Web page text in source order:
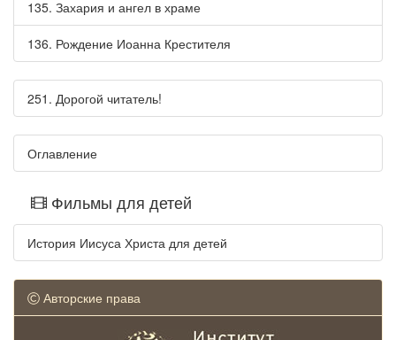
135. Захария и ангел в храме
136. Рождение Иоанна Крестителя
251. Дорогой читатель!
Оглавление
Фильмы для детей
История Иисуса Христа для детей
Авторские права